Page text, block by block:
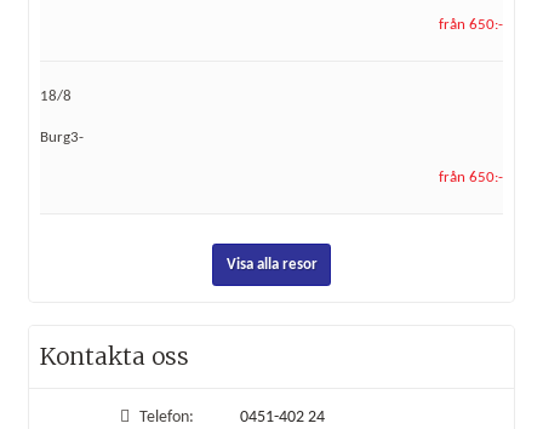
från 650:-
18/8
Burg3-
från 650:-
Visa alla resor
Kontakta oss
Telefon: 0451-402 24